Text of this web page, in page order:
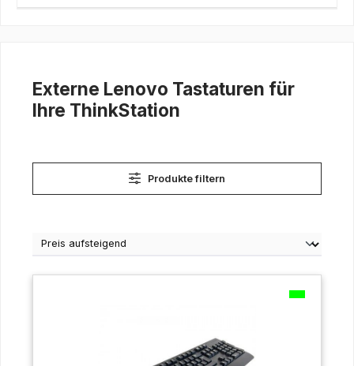
Externe Lenovo Tastaturen für
Ihre ThinkStation
Produkte filtern